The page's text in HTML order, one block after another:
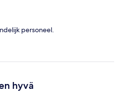
personeel.
hyvä